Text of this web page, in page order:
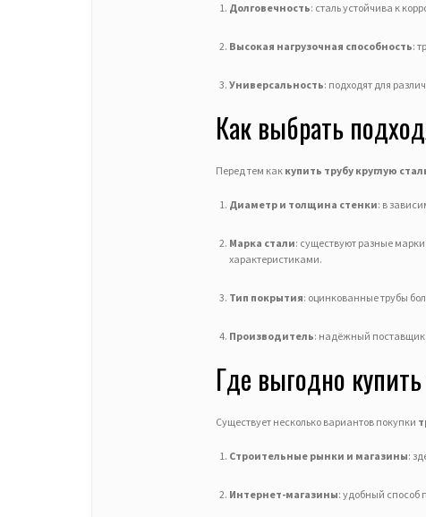
Долговечность: сталь устойчива к
Высокая нагрузочная способность:
Универсальность: подходят для
Как выбрать
Перед тем как купить трубу круглую
Диаметр и толщина стенки: в
Марка стали: существуют разные
характеристиками.
Тип покрытия: оцинкованные трубы
Производитель: надёжный поставщик
Где выгодно
Существует несколько вариантов покупки
Строительные рынки и магазины:
Интернет-магазины: удобный способ